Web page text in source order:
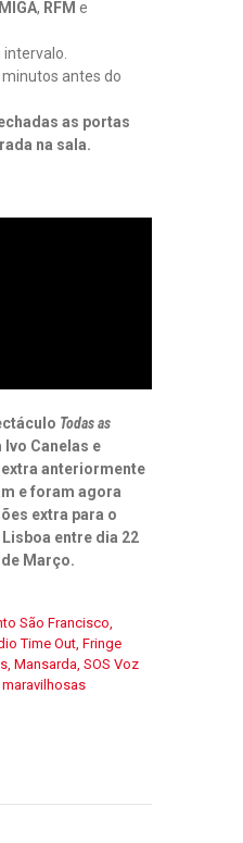
, RFM e
intervalo.
antes do
as portas
na sala.
Todas as
Ivo Canelas e
anteriormente
e foram agora
extra para o
entre dia 22
Março.
São Francisco,
Time Out, Fringe
, Mansarda, SOS Voz